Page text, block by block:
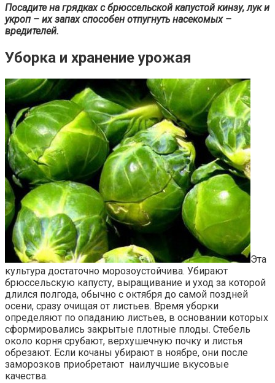
Посадите на грядках с брюссельской капустой кинзу, лук и
укроп – их запах способен отпугнуть насекомых –
вредителей.
Уборка и хранение урожая
Эта
культура достаточно морозоустойчива. Убирают
брюссельскую капусту, выращивание и уход за которой
длился полгода, обычно с октября до самой поздней
осени, сразу очищая от листьев. Время уборки
определяют по опаданию листьев, в основании которых
сформировались закрытые плотные плоды. Стебель
около корня срубают, верхушечную почку и листья
обрезают. Если кочаны убирают в ноябре, они после
заморозков приобретают наилучшие вкусовые
качества.